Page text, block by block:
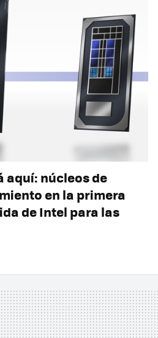
aquí: núcleos de
en la primera
de Intel para las